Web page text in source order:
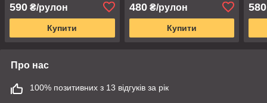
590 ₴/рулон
Купити
480₴/рулон
Купити
580
Про нас
100% позитивних з 13 відгуків за рік